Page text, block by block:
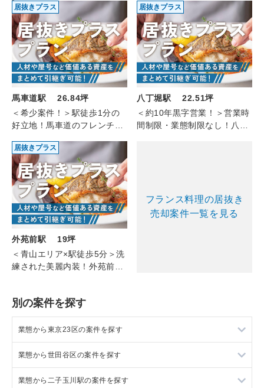
居抜きプラス
馬車道駅 26.84坪
＜希少案件！＞駅徒歩1分の
好立地！馬車道のフレンチ
居抜きプラス
八丁堀駅 22.51坪
＜約10年黒字営業！＞営業時
間制限・業態制限なし！八丁
居抜きプラス
外苑前駅 19坪
＜青山エリア×駅徒歩5分＞洗
練された美麗内装！外苑前の
フランス料理の居抜き
売却案件一覧を見る
別の案件を探す
業態から東京23区の案件を探す
東京23区のラーメンの居抜き売却物件の案件一覧
東京23区のフランス料理の居抜き売却物件の案件一覧
業態から世田谷区の案件を探す
世田谷区のラーメンの居抜き売却物件の案件一覧
業態から二子玉川駅の案件を探す